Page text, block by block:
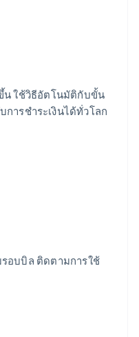
น ใช้วิธีอัตโนมัติกับขั้น
ารชำระเงินได้ทั่วโลก
รอบบิล ติดตามการใช้